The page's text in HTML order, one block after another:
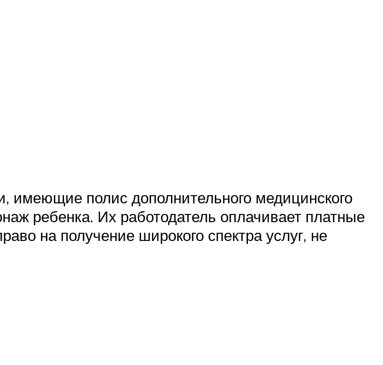
имеющие полис дополнительного медицинского
ребенка. Их работодатель оплачивает платные
на получение широкого спектра услуг, не